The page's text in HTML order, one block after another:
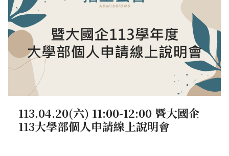
113.04.20(六) 11:00-12:00 暨大國企
113大學部個人申請線上說明會